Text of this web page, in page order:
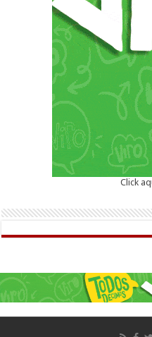
Click